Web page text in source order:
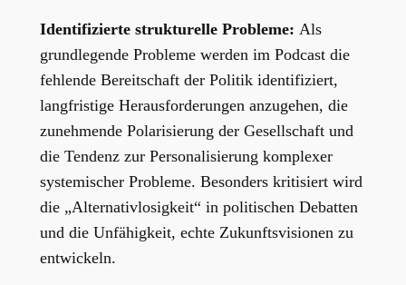
Identifizierte strukturelle Probleme: Als
grundlegende Probleme werden im Podcast die
fehlende Bereitschaft der Politik identifiziert,
langfristige Herausforderungen anzugehen, die
zunehmende Polarisierung der Gesellschaft und
die Tendenz zur Personalisierung komplexer
systemischer Probleme. Besonders kritisiert wird
die „Alternativlosigkeit“ in politischen Debatten
und die Unfähigkeit, echte Zukunftsvisionen zu
entwickeln.